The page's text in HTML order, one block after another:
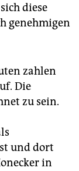
diese
genehmigen
zahlen
Die
zu sein.
und dort
in